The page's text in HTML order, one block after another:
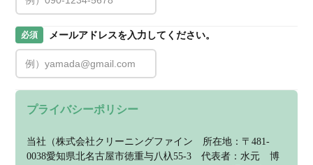
必須 メールアドレスを入力してください。
プライバシーポリシー
当社（株式会社クリーニングファイン　所在地：〒481-
0038愛知県北名古屋市徳重与八杁55-3　代表者：水元　博